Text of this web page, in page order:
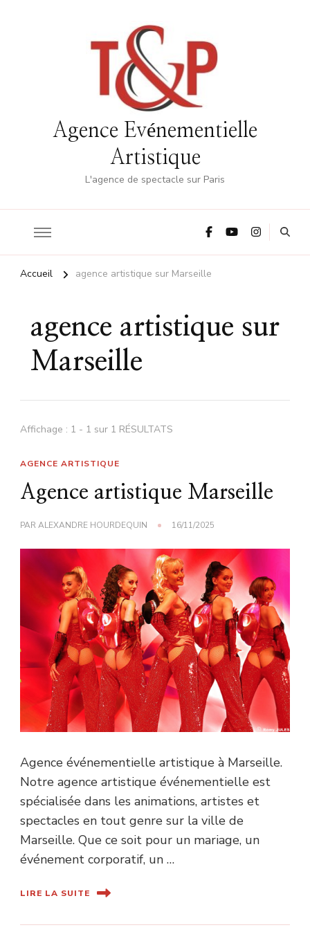
Agence Evénementielle
Artistique
L'agence de spectacle sur Paris
Accueil agence artistique sur Marseille
agence artistique sur
Marseille
Affichage : 1 - 1 sur 1 RÉSULTATS
AGENCE ARTISTIQUE
Agence artistique Marseille
PARALEXANDRE HOURDEQUIN 16/11/2025
Agence événementielle artistique à Marseille.
Notre agence artistique événementielle est
spécialisée dans les animations, artistes et
spectacles en tout genre sur la ville de
Marseille. Que ce soit pour un mariage, un
événement corporatif, un …
LIRE LA SUITE